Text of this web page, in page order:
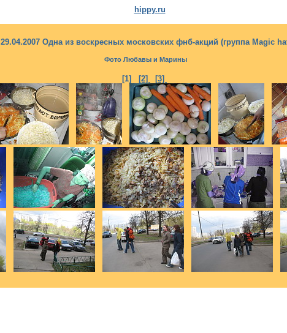
hippy.ru
29.04.2007 Одна из воскресных московских фнб-акций (группа Magic
Фото Любавы и Марины
[1] [2] [3]